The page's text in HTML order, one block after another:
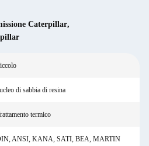
Caterpillar,
di sabbia di resina
termico
ANSI, KANA, SATI, BEA, MARTIN